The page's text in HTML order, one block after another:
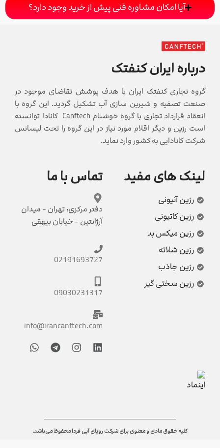
آیا امکان مشاوره فنی پیش از خرید وجود دارد؟
درباره ایران کنفتک
گروه تجاری کنفتک ایران با هدف پوشش تقاضای موجود در
صنعت تصفیه و شیرین سازی آب تشکیل گردید. این گروه با
انعقاد قرارداد تجاری با گروه خوشنام Canftech کانادا توانسته
است رزین و دیگر اقلام مورد نیاز در این گروه را تحت لیسانس
شرکت کانادایی به کشور وارد نماید.
لینک های مفید
رزین آنیونی
رزین کاتیونی
رزین میکس بد
رزین شلاته
رزین جاذب
رزین سختی گیر
تماس با ما
دفتر مرکزی: تهران - میدان
آرژانتین - خیابان بیهقی
02191693727
09030231317
info@irancanftech.com
کلیه حقوق مادی و معنوی برای شرکت رویای آبی فردا محفوظ می‌باشد.